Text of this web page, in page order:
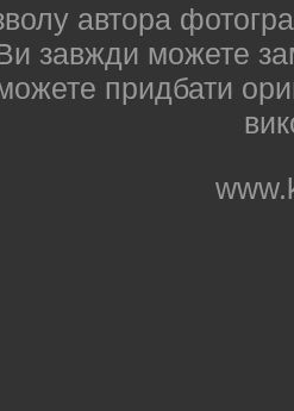
автора
завжди можете
придбати